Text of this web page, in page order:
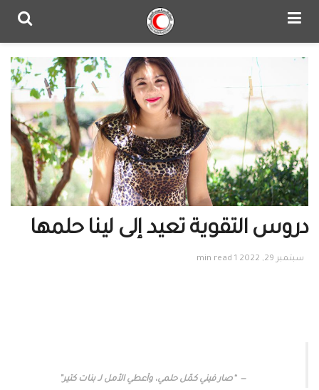
دروس التقوية تعيد إلى لينا حلمها
سبتمبر 29, 2022 1 min read
“صار فيني كمّل حلمي، وأعطي الأمل لـ بنات كتير”